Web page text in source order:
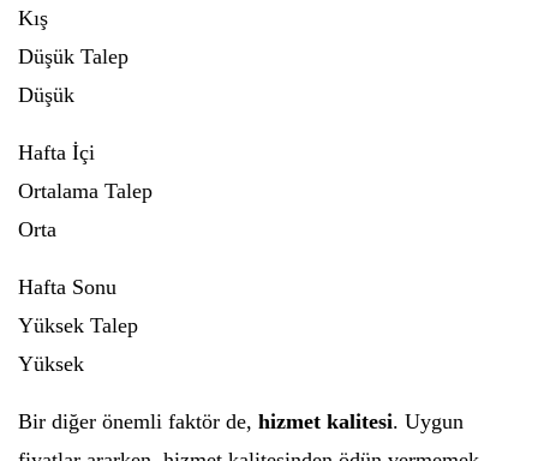
Kış
Düşük Talep
Düşük
Hafta İçi
Ortalama Talep
Orta
Hafta Sonu
Yüksek Talep
Yüksek
Bir diğer önemli faktör de, hizmet kalitesi. Uygun